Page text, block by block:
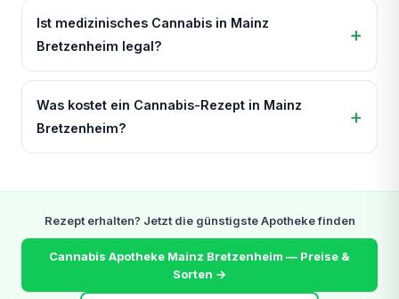
Ist medizinisches Cannabis in Mainz
Bretzenheim legal?
Was kostet ein Cannabis-Rezept in Mainz
Bretzenheim?
Rezept erhalten? Jetzt die günstigste Apotheke finden
Cannabis Apotheke Mainz Bretzenheim — Preise &
Sorten →